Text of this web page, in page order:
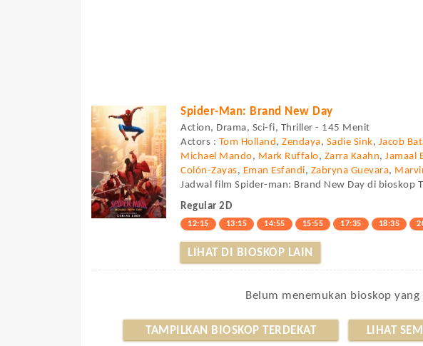
Spider-Man: Brand New Day
Action, Drama, Sci-fi, Thriller - 145 Menit
Actors : Tom Holland,Zendaya, Sadie Sink, Jacob
Michael Mando, Mark Ruffalo, Zarra Kaahn,Jamaal
Colón-Zayas, Eman Esfandi, Zabryna Guevara,
Jadwal film Spider-man: Brand New Day di bioskop
Regular 2D
12:15 13:15 14:55 15:55 17:35 18:35
LIHAT DI BIOSKOP LAIN
Belum menemukan bioskop yang
TAMPILKAN BIOSKOP TERDEKAT LIHAT